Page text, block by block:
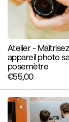
Atelier -
appareil photo
posemètre
€55,00